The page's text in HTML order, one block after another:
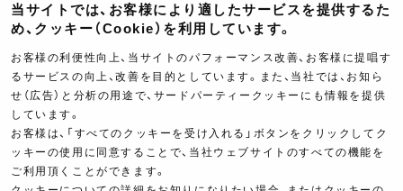
ヨシムラTV
イベント情報
イベントスケジュール
ツーリングブレイクタイム
製品ポスター
当サイトでは、お客様により適したサービスを提供するた
め、クッキー（Cookie）を利用しています。
お客様の利便性向上、当サイトのパフォーマンス改善、お客様に提唱す
るサービスの向上、改善を目的としています。また、当社では、お知ら
せ（広告）と分析の用途で、サードパーティークッキーにも情報を提供
しています。
お客様は、「すべてのクッキーを受け入れる」ボタンをクリックしてク
ッキーの使用に同意することで、当社ウェブサイトのすべての機能を
ご利用頂くことができます。